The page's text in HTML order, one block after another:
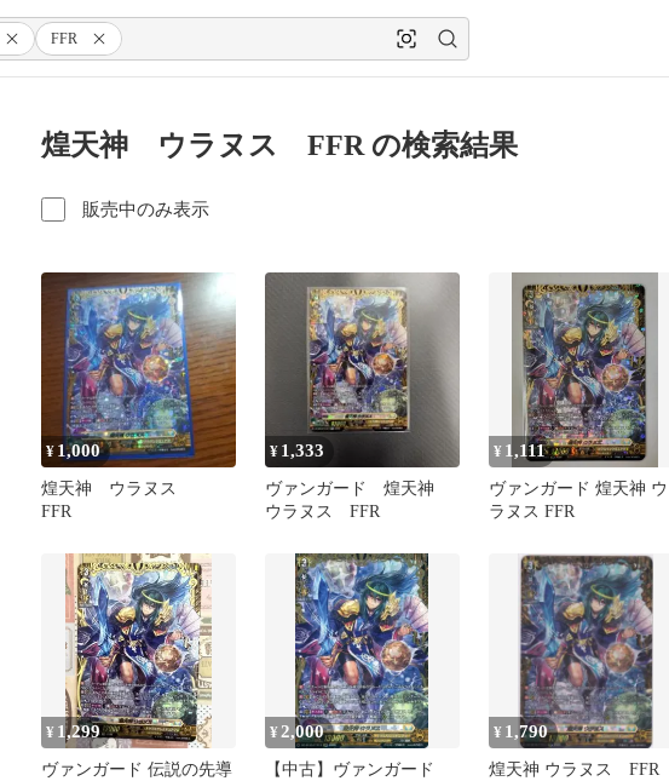
FFR
煌天神 ウラヌス FFR の検索結果
販売中のみ表示
¥ 1,000
煌天神 ウラヌス
FFR
¥ 1,333
ヴァンガード 煌天神
ウラヌス FFR
¥ 1,111
ヴァンガード 煌天神 ウ
ラヌス FFR
¥ 1,299
ヴァンガード 伝説の先導
¥ 2,000
【中古】ヴァンガード
¥ 1,790
煌天神 ウラヌス FFR